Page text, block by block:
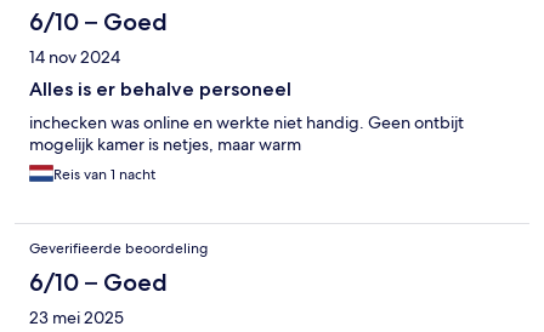
6/10 – Goed
14 nov 2024
Alles is er behalve personeel
inchecken was online en werkte niet handig. Geen ontbijt
mogelijk kamer is netjes, maar warm
Reis van 1 nacht
Geverifieerde beoordeling
6/10 – Goed
23 mei 2025